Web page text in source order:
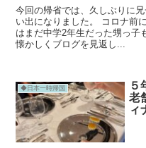
今回の帰省では、久しぶりに
い出になりました。 コロナ前
はまだ中学2年生だった甥っ子
懐かしくブログを見返し...
◆日本一時帰国
５
老
ィ